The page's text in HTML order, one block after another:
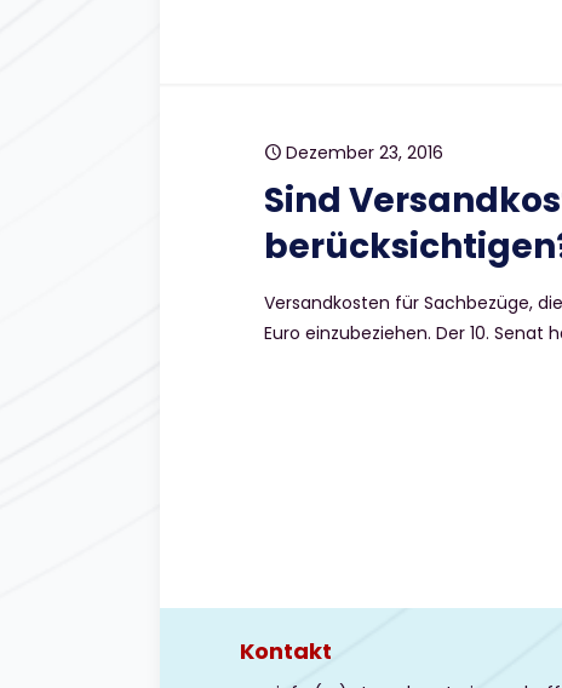
Dezember 23, 2016
Sind
Versandkosten für Sachbezüge,
Euro einzubeziehen. Der 10. Senat
Kontakt